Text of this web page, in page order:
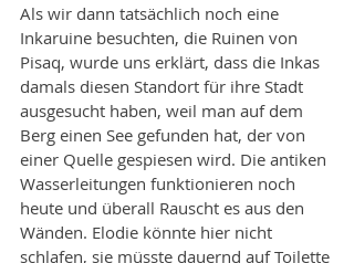
Als wir dann tatsächlich noch eine
Inkaruine besuchten, die Ruinen von
Pisaq, wurde uns erklärt, dass die Inkas
damals diesen Standort für ihre Stadt
ausgesucht haben, weil man auf dem
Berg einen See gefunden hat, der von
einer Quelle gespiesen wird. Die antiken
Wasserleitungen funktionieren noch
heute und überall Rauscht es aus den
Wänden. Elodie könnte hier nicht
schlafen, sie müsste dauernd auf Toilette